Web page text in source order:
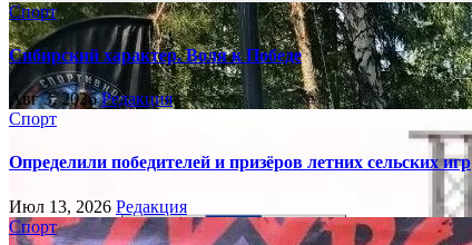
Спорт
Сибирский характер. Воля к Победе
Авг 3, 2026Редакция
Спорт
Определили победителей и призёров летних сельских игр
Июл 13, 2026 Редакция
Спорт